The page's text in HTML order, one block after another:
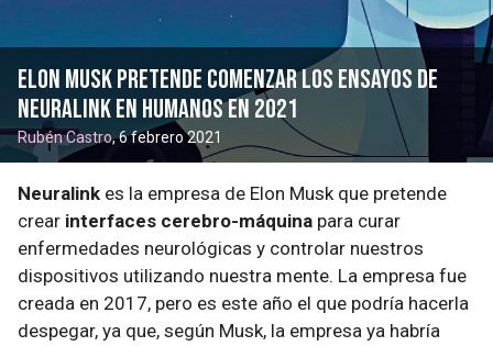
Elon Musk pretende comenzar los ensayos de
Neuralink en humanos en 2021
Rubén Castro, 6 febrero 2021
Neuralink es la empresa de Elon Musk que pretende
crear interfaces cerebro-máquina para curar
enfermedades neurológicas y controlar nuestros
dispositivos utilizando nuestra mente. La empresa fue
creada en 2017, pero es este año el que podría hacerla
despegar, ya que, según Musk, la empresa ya habría